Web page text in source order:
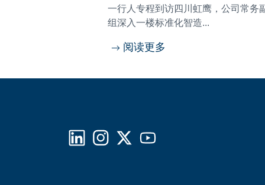
一行人专程到访四川虹鹰，公司常务
组深入一楼标准化智造...
阅读更多